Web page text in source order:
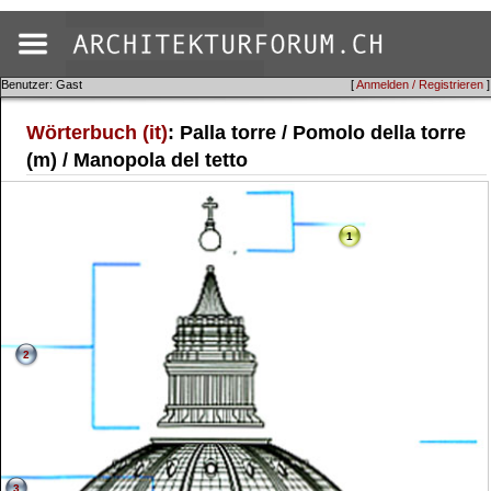
[Anmelden / Registrieren ]
Benutzer: Gast
Wörterbuch (it): Palla torre / Pomolo della torre
(m) / Manopola del tetto
1
2
3